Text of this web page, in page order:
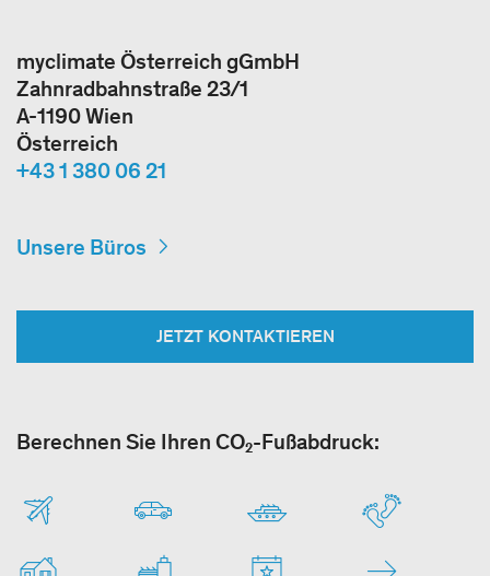
myclimate Österreich gGmbH
Zahnradbahnstraße 23/1
A-1190 Wien
Österreich
+43 1 380 06 21
Unsere Büros
JETZT KONTAKTIEREN
Berechnen Sie Ihren CO₂-Fußabdruck: